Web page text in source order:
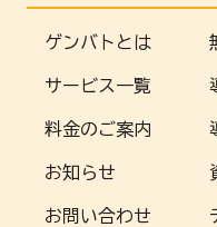
ゲンバトとは
サービス一覧
料金のご案内
お知らせ
お問い合わせ